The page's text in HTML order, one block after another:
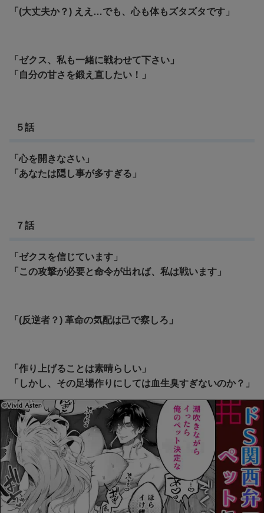
「(大丈夫か？) ええ…でも、心も体もズタズタです」
「ゼクス、私も一緒に戦わせて下さい」
「自分の甘さを鍛え直したい！」
５話
「心を開きなさい」
「あなたは隠し事が多すぎる」
７話
「ゼクスを信じています」
「この攻撃が必要と命令が出れば、私は戦います」
「(反逆者？) 革命の気配は己で察しろ」
「作り上げることは素晴らしい」
「しかし、その足場作りにしては血生臭すぎないのか？」